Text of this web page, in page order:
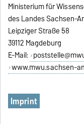
Ministerium für
des Landes Sachsen-
Leipziger Straße 58
39112 Magdeburg
E-Mail:
www.mwu.sachsen-
Imprint